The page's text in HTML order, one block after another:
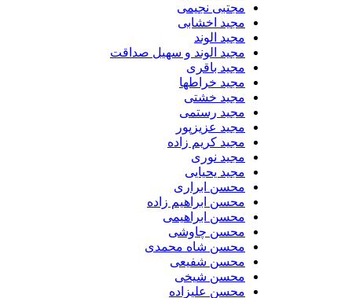
مجتبی نجیمی
مجید اخشابی
مجید الوند‎
مجید الوند و سهیل صداقت
مجید باقری
مجید خراطها
مجید خشتی
مجید رستمی
مجید عزیزپور
مجید کریم زاده
مجید نوری
مجید یحیایی
محسن ابراری
محسن ابراهیم زاده
محسن ابراهیمی
محسن چاوشی
محسن شاه محمدی
محسن شفیعی
محسن شیخی
محسن علیزاده